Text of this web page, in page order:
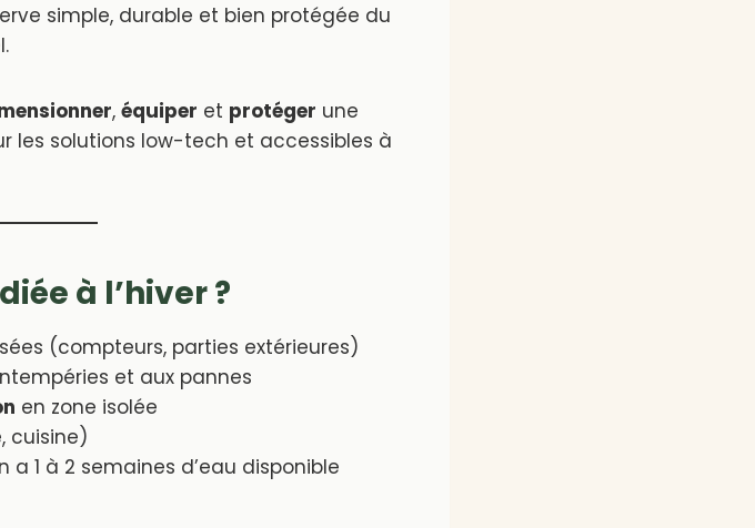
simple, durable et bien protégée du
, équiper et protéger une
les solutions low-tech et accessibles à
à l’hiver ?
(compteurs, parties extérieures)
et aux pannes
en zone isolée
cuisine)
a 1 à 2 semaines d’eau disponible